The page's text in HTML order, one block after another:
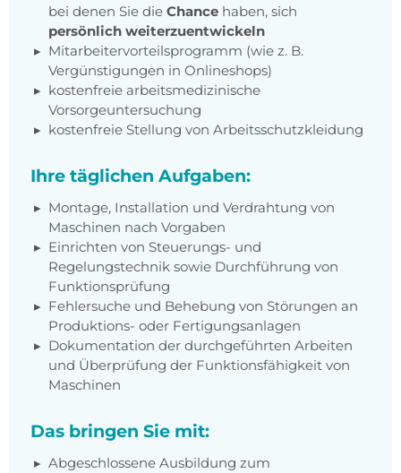
bei denen Sie die Chance haben, sich
persönlich weiterzuentwickeln
Mitarbeitervorteilsprogramm (wie z. B.
Vergünstigungen in Onlineshops)
kostenfreie arbeitsmedizinische
Vorsorgeuntersuchung
kostenfreie Stellung von Arbeitsschutzkleidung
Ihre täglichen Aufgaben:
Montage, Installation und Verdrahtung von
Maschinen nach Vorgaben
Einrichten von Steuerungs- und
Regelungstechnik sowie Durchführung von
Funktionsprüfung
Fehlersuche und Behebung von Störungen an
Produktions- oder Fertigungsanlagen
Dokumentation der durchgeführten Arbeiten
und Überprüfung der Funktionsfähigkeit von
Maschinen
Das bringen Sie mit:
Abgeschlossene Ausbildung zum